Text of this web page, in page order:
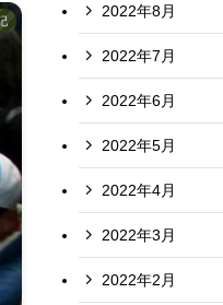
2022年8月
2022年7月
2022年6月
2022年5月
2022年4月
2022年3月
2022年2月